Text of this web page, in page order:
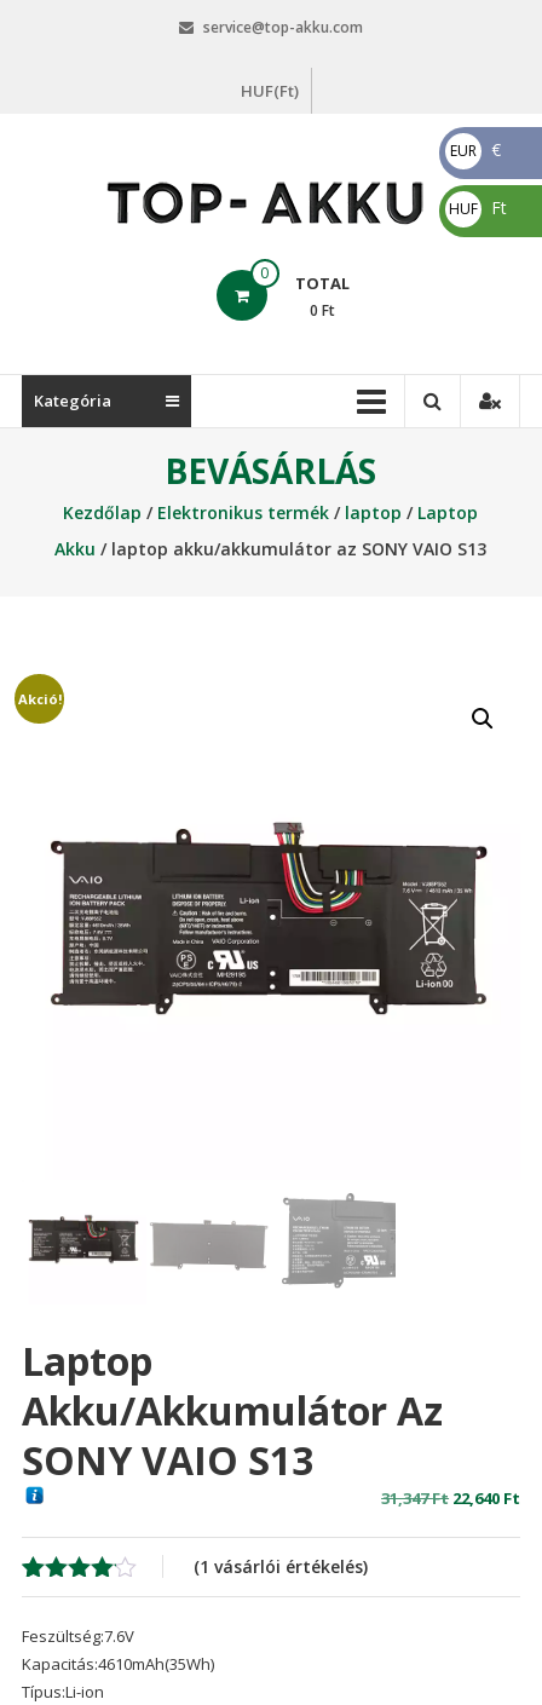
service@top-akku.com
HUF(Ft)
akku.com
0 TOTAL
0 Ft
Kategória
BEVÁSÁRLÁS
Kezdőlap / Elektronikus termék / laptop / Laptop
Akku / laptop akku/akkumulátor az SONY VAIO S13
Akció!
Laptop
Akku/akkumulátor Az
SONY VAIO S13
31,347Ft Original
22,640 Ft
Értékelés
5-ből,
1
értékelés
alapján
(1 vásárlói értékelés)
Feszültség:7.6V
Kapacitás:4610mAh(35Wh)
Típus:Li-ion
EUR
€
€
HUF
Ft
Ft